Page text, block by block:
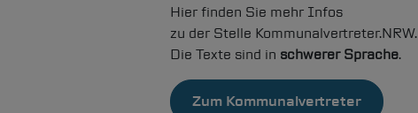
Hier finden Sie mehr Infos
zu der Stelle Kommunalvertreter.NRW.
Die Texte sind in schwerer Sprache.
Zum Kommunalvertreter